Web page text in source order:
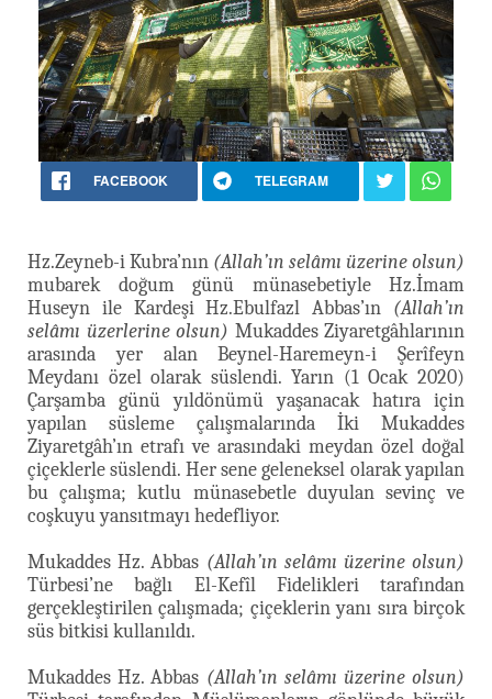
FACEBOOK TELEGRAM
Hz.Zeyneb-i Kubra’nın (Allah’ın selâmı üzerine olsun)
mubarek doğum günü münasebetiyle Hz.İmam
Huseyn ile Kardeşi Hz.Ebulfazl Abbas’ın (Allah’ın
selâmı üzerlerine olsun) Mukaddes Ziyaretgâhlarının
arasında yer alan Beynel-Haremeyn-i Şerîfeyn
Meydanı özel olarak süslendi. Yarın (1 Ocak 2020)
Çarşamba günü yıldönümü yaşanacak hatıra için
yapılan süsleme çalışmalarında İki Mukaddes
Ziyaretgâh’ın etrafı ve arasındaki meydan özel doğal
çiçeklerle süslendi. Her sene geleneksel olarak yapılan
bu çalışma; kutlu münasebetle duyulan sevinç ve
coşkuyu yansıtmayı hedefliyor.
Mukaddes Hz. Abbas (Allah’ın selâmı üzerine olsun)
Türbesi’ne bağlı El-Kefîl Fidelikleri tarafından
gerçekleştirilen çalışmada; çiçeklerin yanı sıra birçok
süs bitkisi kullanıldı.
Mukaddes Hz. Abbas (Allah’ın selâmı üzerine olsun)